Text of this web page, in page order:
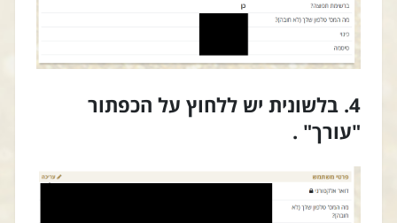
4. בלשונית יש ללחוץ על הכפתור
"עורך" .